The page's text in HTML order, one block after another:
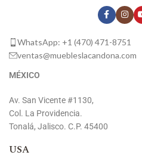
WhatsApp: +1 (470) 471-8751
ventas@muebleslacandona.com
MÉXICO
Av. San Vicente #1130,
Col. La Providencia.
Tonalá, Jalisco. C.P. 45400
USA